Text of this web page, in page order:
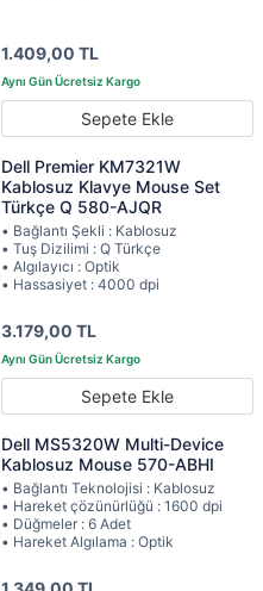
1.409,00 TL
Sepete Ekle
Dell Premier KM7321W
Kablosuz Klavye Mouse Set
Türkçe Q 580-AJQR
• Bağlantı Şekli : Kablosuz
• Tuş Dizilimi : Q Türkçe
• Algılayıcı : Optik
• Hassasiyet : 4000 dpi
3.179,00 TL
Sepete Ekle
Dell MS5320W Multi-Device
Kablosuz Mouse 570-ABHI
• Bağlantı Teknolojisi : Kablosuz
• Hareket çözünürlüğü : 1600 dpi
• Düğmeler : 6 Adet
• Hareket Algılama : Optik